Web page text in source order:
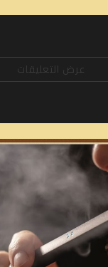
عرض التعليقات